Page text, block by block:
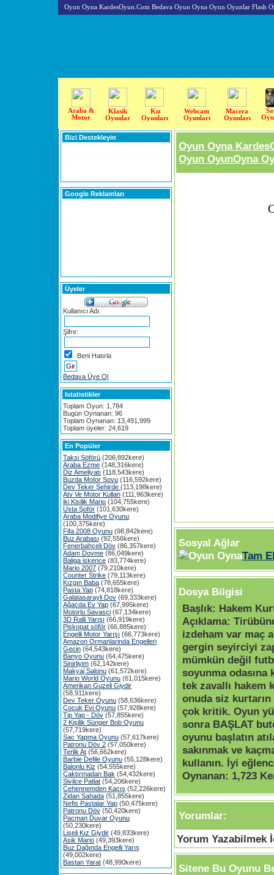
Oyun Oyna KardesOyun.Com Bedava Oyun Oyna Oyun Oyunlar Flash
Araba &
Motor
Klasik
Oyunlar
Kız
Oyunları
Webcam
Oyunları
Macera
Oyunları
Bizi Destekleyin
Google Reklamları
Üyeler
Kullanıcı Adı:
Şifre:
Beni Hatırla
Bedava Üye Ol
Istatistikler
Toplam Oyun: 1,784
Bugün Oynanan: 96
Toplam Oynanan: 13,491,999
Toplam üyeler: 24,619
En Popüler
Taksi Şöförü (206,892kere)
Araba Ezme (148,316kere)
Diz Ameliyatı (118,543kere)
Buzda Motor Şovu (116,592kere)
Dev Teker Şehirde (113,198kere)
Atv Ve Motor Kullan (111,963kere)
iki Kisilik Mario (104,755kere)
Usta Şoför (101,630kere)
Araba Modifiye Oyunu
(100,375kere)
Fifa 2008 Oyunu (98,842kere)
Buz Arabası (92,556kere)
Fenerbahçeli Döv (86,357kere)
Adam Dovme (86,049kere)
Baliga iskence (83,774kere)
Mario 2007 (79,210kere)
Counter Strike (79,113kere)
Kızgın Baba (78,655kere)
Pasta Yap (74,818kere)
Galatasarayli Dov (69,333kere)
Ağaçda Ev Yap (67,995kere)
Motorlu Savasçi (67,134kere)
3D Ralli Yarışı (66,919kere)
Piskopat söför (66,885kere)
Engelli Motor Yarışı (66,773kere)
Amazon Ormanlarinda Engelleri
Gecin (64,543kere)
Banyo Oyunu (64,475kere)
Sinirliyim (62,142kere)
Makyaj Salonu (61,572kere)
Mario World Oyunu (61,015kere)
Amerikan Guzeli Giydir
(58,911kere)
Dev Teker Oyunu (58,636kere)
Çocuk Evi Oyunu (57,928kere)
Tip Yap - Döv (57,855kere)
2 Kişilik Sünger Bob Oyunu
(57,719kere)
Sac Yapma Oyunu (57,617kere)
Patronu Döv 2 (57,050kere)
Terlik At (56,662kere)
Barbie Defile Oyunu (55,128kere)
Balonlu Kiz (54,555kere)
Çaktırmadan Bak (54,432kere)
Sivilce Patlat (54,206kere)
Cehennemden Kaçış (52,226kere)
Zidan Sahada (51,855kere)
Nefis Pastalar Yap (50,475kere)
Patronu Döv (50,420kere)
Pacman Duvar Oyunu
(50,230kere)
Liseli Kız Giydir (49,833kere)
Asik Mario (49,393kere)
Buz Dağında Engelli Yarış
(49,002kere)
Bastan Yarat (48,990kere)
Oyun Oyna
Oyun OyunOyna
Sosyal Ağlar
Tam
Dosya Bilgisi
Başlık: Hakem
Açıklama:
izdeham var maç
gergin seyirciyi
mümkün değil
soyunma odasına
tek zavallı hakem
onuda siz kurtarın
çok kritik. Oyun
sonra BAŞLAT
oyunu başlatın
sakınmak ve
kullanın. İyi
Oynanan: 1,723
Yorumlar:
Yorum Yazabilmek
Sitene Bu Oyunu